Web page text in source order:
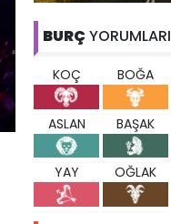
BURÇ YORUMLARI
KOÇ BOĞA
ASLAN BAŞAK
YAY OĞLAK